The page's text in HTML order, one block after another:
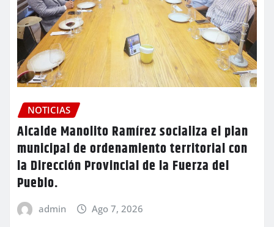
NOTICIAS
Alcalde Manolito Ramírez socializa el plan
municipal de ordenamiento territorial con
la Dirección Provincial de la Fuerza del
Pueblo.
admin Ago 7, 2026